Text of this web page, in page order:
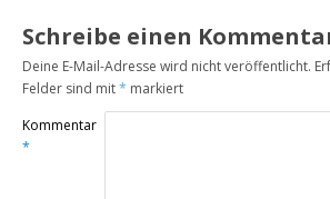
Schreibe einen
Deine E-Mail-Adresse wird nicht veröffentlicht.
Felder sind mit* markiert
Kommentar
*